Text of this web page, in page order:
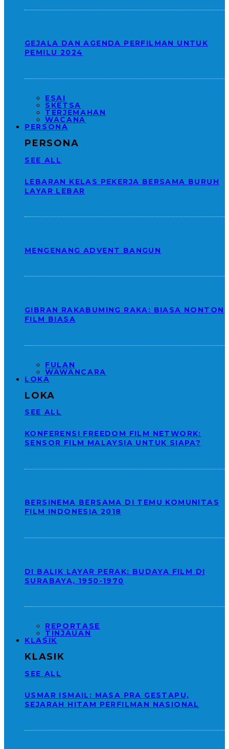
GEJALA DAN AGENDA PERFILMAN UNTUK
PEMILU 2024
ESAI
SKETSA
TERJEMAHAN
WACANA
PERSONA
PERSONA
SEE ALL
LEBARAN KELAS PEKERJA BERSAMA BURUH
LAYAR LEBAR
MENGENANG ADVENT BANGUN
GIBRAN RAKABUMING RAKA: BIASA NONTON
FILM BIASA
FULAN
WAWANCARA
LOKA
LOKA
SEE ALL
KONFERENSI FREEDOM FILM NETWORK:
SENSOR FILM MALAYSIA UNTUK SIAPA?
BERSINEMA BERSAMA DI TEMU KOMUNITAS
FILM INDONESIA 2018
DI BALIK LAYAR PERAK: BUDAYA FILM DI
SURABAYA, 1950-1970
REPORTASE
TINJAUAN
KLASIK
KLASIK
SEE ALL
USMAR ISMAIL: MASA PRA GESTAPU,
SEJARAH HITAM PERFILMAN NASIONAL